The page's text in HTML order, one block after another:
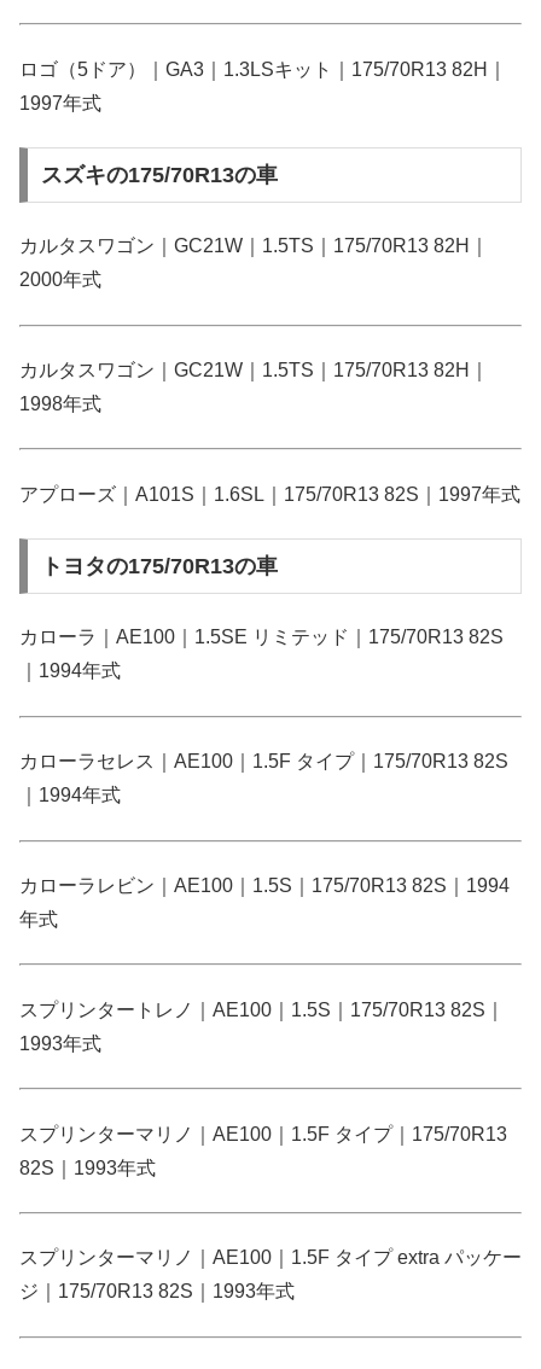
ロゴ（5ドア）｜GA3｜1.3LSキット｜175/70R13 82H｜
1997年式
スズキの175/70R13の車
カルタスワゴン｜GC21W｜1.5TS｜175/70R13 82H｜
2000年式
カルタスワゴン｜GC21W｜1.5TS｜175/70R13 82H｜
1998年式
アプローズ｜A101S｜1.6SL｜175/70R13 82S｜1997年式
トヨタの175/70R13の車
カローラ｜AE100｜1.5SE リミテッド｜175/70R13 82S
｜1994年式
カローラセレス｜AE100｜1.5F タイプ｜175/70R13 82S
｜1994年式
カローラレビン｜AE100｜1.5S｜175/70R13 82S｜1994
年式
スプリンタートレノ｜AE100｜1.5S｜175/70R13 82S｜
1993年式
スプリンターマリノ｜AE100｜1.5F タイプ｜175/70R13
82S｜1993年式
スプリンターマリノ｜AE100｜1.5F タイプ extra パッケー
ジ｜175/70R13 82S｜1993年式